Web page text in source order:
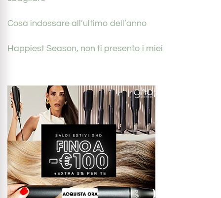
Cosa indossare all’ultimo dell’anno
Happiest Season, non ti presento i miei